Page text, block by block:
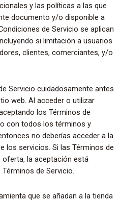
y las políticas a las que
documento y/o disponible a
de Servicio se aplican
si limitación a usuarios
clientes, comerciantes, y/o
Servicio cuidadosamente antes
web. Al acceder o utilizar
los Términos de
con todos los términos y
no deberías acceder a la
los servicios. Si las Términos de
la aceptación está
de Servicio.
que se añadan a la tienda